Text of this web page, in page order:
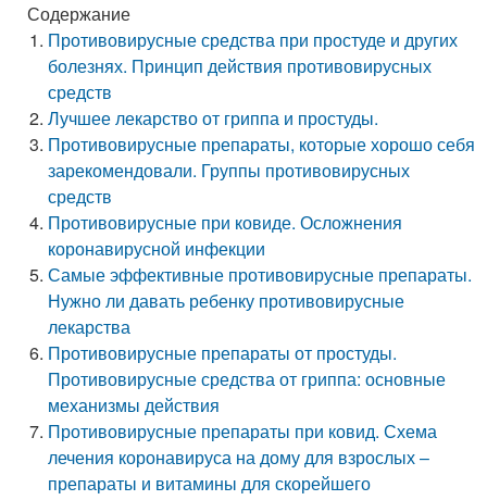
Содержание
Противовирусные средства при простуде и других
болезнях. Принцип действия противовирусных
средств
Лучшее лекарство от гриппа и простуды.
Противовирусные препараты, которые хорошо себя
зарекомендовали. Группы противовирусных
средств
Противовирусные при ковиде. Осложнения
коронавирусной инфекции
Самые эффективные противовирусные препараты.
Нужно ли давать ребенку противовирусные
лекарства
Противовирусные препараты от простуды.
Противовирусные средства от гриппа: основные
механизмы действия
Противовирусные препараты при ковид. Схема
лечения коронавируса на дому для взрослых –
препараты и витамины для скорейшего